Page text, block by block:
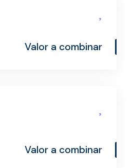
Valor a combinar
Valor a combinar